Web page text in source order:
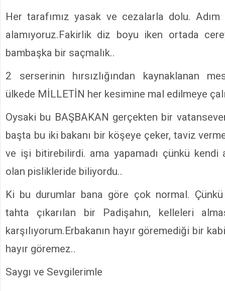
Her tarafımız yasak ve cezalarla dolu.
alamıyoruz.Fakirlik diz boyu iken ortada
bambaşka bir saçmalık..
2 serserinin hırsızlığından kaynaklanan
ülkede MİLLETİN her kesimine mal edilmeye
Oysaki bu BAŞBAKAN gerçekten bir
başta bu iki bakanı bir köşeye çeker, taviz
ve işi bitirebilirdi. ama yapamadı çünkü kendi
olan pislikleride biliyordu..
Ki bu durumlar bana göre çok normal.
tahta çıkarılan bir Padişahın, kelleleri
karşılıyorum.Erbakanın hayır göremediği bir
hayır göremez..
Saygı ve Sevgilerimle